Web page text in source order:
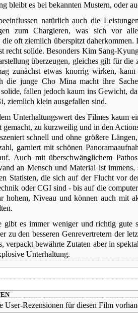
bleibt es bei bekannten Mustern, oder
natürlich auch die
zum Chargieren, was sich vor
die oft ziemlich überspitzt daherkommen.
recht solide. Besonders Kim Sang-
überzeugen, gleiches gilt für die
zunächst etwas knorrig wirken, kann
die junge Cho Mina macht ihre
solide, fallen jedoch kaum ins Gewicht,
ziemlich klein ausgefallen sind.
Unterhaltungswert des Filmes kaum
gemacht, zu kurzweilig und in den
schnell und ohne größere
garniert mit schönen
Auch mit überschwänglichem
an Mensch und Material ist immens,
Statisten, die sich auf der Flucht vor
oder CGI sind - bis auf die
hohem, Niveau und können auch mit
gibt es immer weniger und richtig gute
zu den besseren Genrevertretern der
verpackt bewährte Zutaten aber in
Unterhaltung.
User-Rezensionen für diesen Film